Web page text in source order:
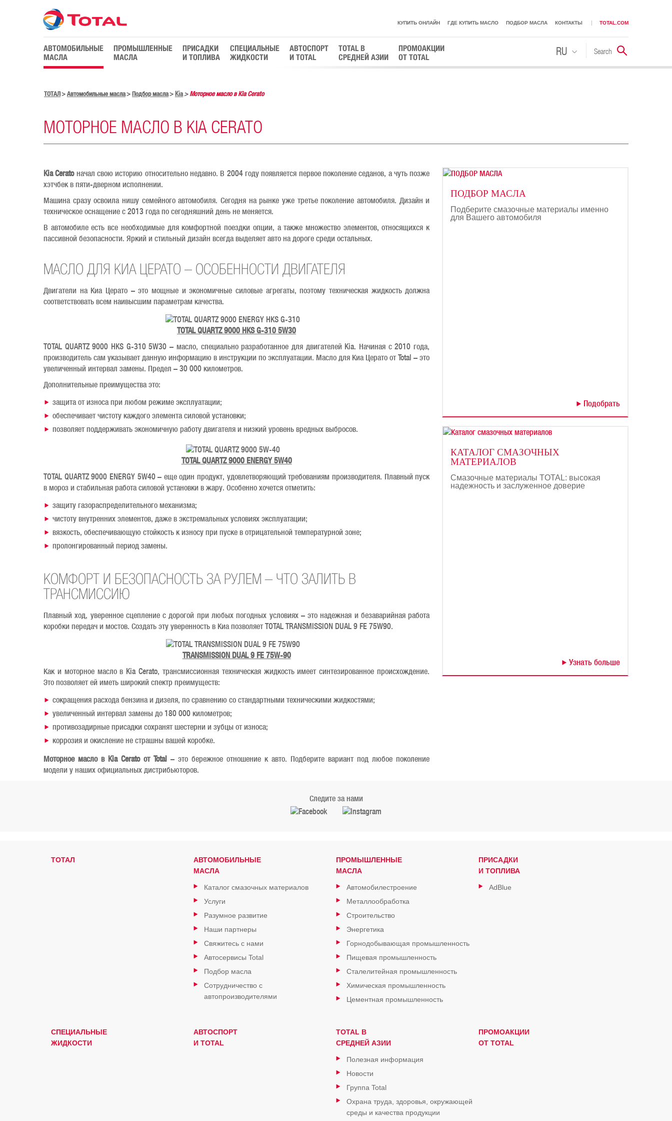
КУПИТЬ ОНЛАЙН ГДЕ КУПИТЬ МАСЛО ПОДБОР МАСЛА КОНТАКТЫ TOTAL.COM
АВТОМОБИЛЬНЫЕ
МАСЛА
ПРОМЫШЛЕННЫЕ
МАСЛА
ПРИСАДКИ
И ТОПЛИВА
СПЕЦИАЛЬНЫЕ
ЖИДКОСТИ
АВТОСПОРТ
И TOTAL
TOTAL В
СРЕДНЕЙ АЗИИ
ПРОМОАКЦИИ
ОТ TOTAL
RU
KK
Search Поиск
ТОТАЛ Автомобильные масла Подбор масла Kia Моторное масло в Kia Cerato
МОТОРНОЕ МАСЛО В KIA CERATO
Kia Ceratoначал свою историю относительно недавно. В 2004 году появляется первое поколение седанов, а чуть позже
хэтчбек в пяти-дверном исполнении.
Машина сразу освоила нишу семейного автомобиля. Сегодня на рынке уже третье поколение автомобиля. Дизайн и
техническое оснащение с 2013 года по сегодняшний день не меняется.
В автомобиле есть все необходимые для комфортной поездки опции, а также множество элементов, относящихся к
пассивной безопасности. Яркий и стильный дизайн всегда выделяет авто на дороге среди остальных.
МАСЛО ДЛЯ КИА ЦЕРАТО – ОСОБЕННОСТИ ДВИГАТЕЛЯ
Двигатели на Киа Церато – это мощные и экономичные силовые агрегаты, поэтому техническая жидкость должна
соответствовать всем наивысшим параметрам качества.
TOTAL QUARTZ 9000 HKS G-310 5W30
TOTAL QUARTZ 9000 HKS G-310 5W30 – масло, специально разработанное для двигателей Kia. Начиная с 2010 года,
производитель сам указывает данную информацию в инструкции по эксплуатации. Масло для Киа Церато от Total – это
увеличенный интервал замены. Предел – 30 000 километров.
Дополнительные преимущества это:
защита от износа при любом режиме эксплуатации;
обеспечивает чистоту каждого элемента силовой установки;
позволяет поддерживать экономичную работу двигателя и низкий уровень вредных выбросов.
TOTAL QUARTZ 9000 ENERGY 5W40
TOTAL QUARTZ 9000 ENERGY 5W40 – еще один продукт, удовлетворяющий требованиям производителя. Плавный пуск
в мороз и стабильная работа силовой установки в жару. Особенно хочется отметить:
защиту газораспределительного механизма;
чистоту внутренних элементов, даже в экстремальных условиях эксплуатации;
вязкость, обеспечивающую стойкость к износу при пуске в отрицательной температурной зоне;
пролонгированный период замены.
КОМФОРТ И БЕЗОПАСНОСТЬ ЗА РУЛЕМ – ЧТО ЗАЛИТЬ В
ТРАНСМИССИЮ
Плавный ход, уверенное сцепление с дорогой при любых погодных условиях – это надежная и безаварийная работа
коробки передач и мостов. Создать эту уверенность в Киа позволяет TOTAL TRANSMISSION DUAL 9 FE 75W90.
TRANSMISSION DUAL 9 FE 75W-90
Как и моторное масло в Kia Cerato, трансмиссионная техническая жидкость имеет синтезированное происхождение.
Это позволяет ей иметь широкий спектр преимуществ:
сокращения расхода бензина и дизеля, по сравнению со стандартными техническими жидкостями;
увеличенный интервал замены до 180 000 километров;
противозадирные присадки сохранят шестерни и зубцы от износа;
коррозия и окисление не страшны вашей коробке.
Моторное масло в Kia Cerato от Total – это бережное отношение к авто. Подберите вариант под любое поколение
модели у наших официальных дистрибьюторов.
ПОДБОР МАСЛА
Подберите смазочные материалы именно
для Вашего автомобиля
Подобрать
КАТАЛОГ СМАЗОЧНЫХ
МАТЕРИАЛОВ
Смазочные материалы TOTAL: высокая
надежность и заслуженное доверие
Узнать больше
Следите за нами
ТОТАЛ
АВТОМОБИЛЬНЫЕ
МАСЛА
Каталог смазочных материалов
Услуги
Разумное развитие
Наши партнеры
Свяжитесь с нами
Автосервисы Total
Подбор масла
Сотрудничество с
автопроизводителями
ПРОМЫШЛЕННЫЕ
МАСЛА
Автомобилестроение
Металлообработка
Строительство
Энергетика
Горнодобывающая промышленность
Пищевая промышленность
Сталелитейная промышленность
Химическая промышленность
Цементная промышленность
ПРИСАДКИ
И ТОПЛИВА
AdBlue
СПЕЦИАЛЬНЫЕ
ЖИДКОСТИ
АВТОСПОРТ
И TOTAL
TOTAL В
СРЕДНЕЙ АЗИИ
Полезная информация
Новости
Группа Total
Охрана труда, здоровья, окружающей
среды и качества продукции
ПРОМОАКЦИИ
ОТ TOTAL